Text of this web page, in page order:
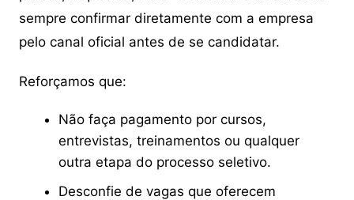
sempre confirmar diretamente com a empresa
pelo canal oficial antes de se candidatar.
Reforçamos que:
Não faça pagamento por cursos,
entrevistas, treinamentos ou qualquer
outra etapa do processo seletivo.
Desconfie de vagas que oferecem